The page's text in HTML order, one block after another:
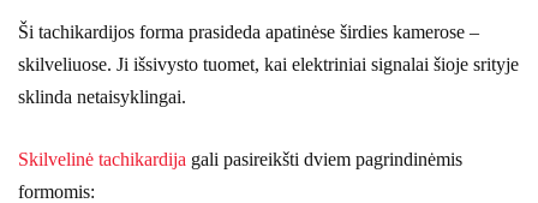
Ši tachikardijos forma prasideda apatinėse širdies kamerose –
skilveliuose. Ji išsivysto tuomet, kai elektriniai signalai šioje srityje
sklinda netaisyklingai.
Skilvelinė tachikardija gali pasireikšti dviem pagrindinėmis
formomis: